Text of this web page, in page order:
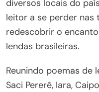
diversos locais do
leitor a se perder nas
redescobrir o
lendas brasileiras.
Reunindo poemas de
Saci Pererê, Iara,